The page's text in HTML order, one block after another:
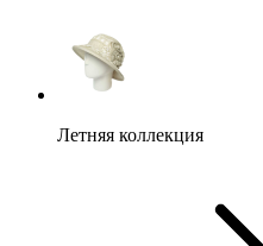
Летняя коллекция